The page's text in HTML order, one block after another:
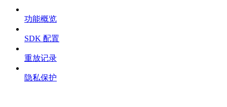
功能概览
SDK 配置
重放记录
隐私保护